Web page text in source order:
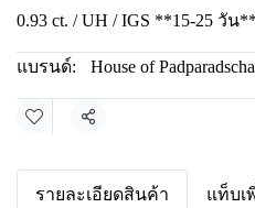
0.93 ct. / UH / IGS **15-25 วัน
แบรนด์: House of Padparadscha
แชร์
รายละเอียดสินค้า แท็บเ